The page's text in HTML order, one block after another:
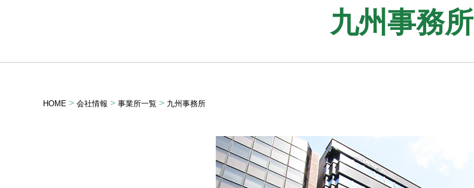
九州事務所
HOME > 会社情報 > 事業所一覧 > 九州事務所